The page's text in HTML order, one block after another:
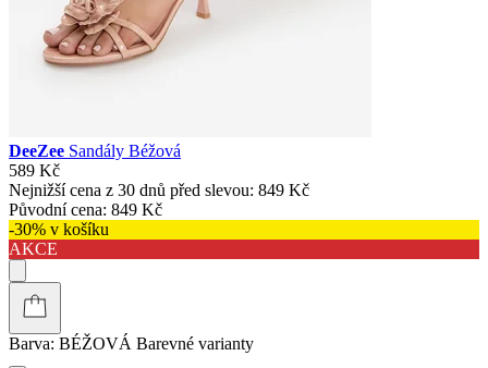
DeeZee Sandály Béžová
589 Kč
Nejnižší cena z 30 dnů před slevou: 849 Kč
Původní cena: 849 Kč
-30% v košíku
AKCE
Barva: BÉŽOVÁ Barevné varianty